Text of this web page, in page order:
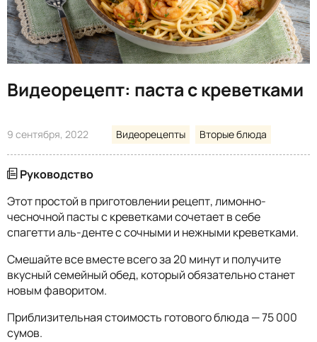
Видеорецепт: паста с креветками
9 сентября, 2022 Видеорецепты Вторые блюда
Руководство
Этот простой в приготовлении рецепт, лимонно-
чесночной пасты с креветками сочетает в себе
спагетти аль-денте с сочными и нежными креветками.
Смешайте все вместе всего за 20 минут и получите
вкусный семейный обед, который обязательно станет
новым фаворитом.
Приблизительная стоимость готового блюда — 75 000
сумов.